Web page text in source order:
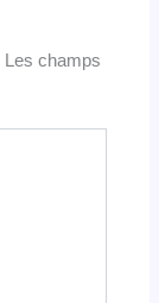
Les champs